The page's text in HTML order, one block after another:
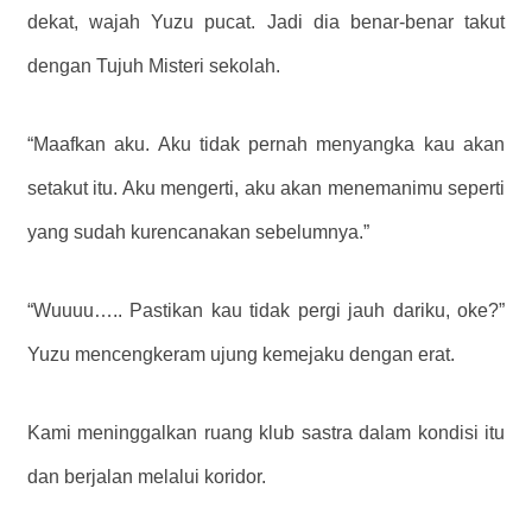
dekat, wajah Yuzu pucat. Jadi dia benar-benar takut
dengan Tujuh Misteri sekolah.
“Maafkan aku. Aku tidak pernah menyangka kau akan
setakut itu. Aku mengerti, aku akan menemanimu seperti
yang sudah kurencanakan sebelumnya.”
“Wuuuu….. Pastikan kau tidak pergi jauh dariku, oke?”
Yuzu mencengkeram ujung kemejaku dengan erat.
Kami meninggalkan ruang klub sastra dalam kondisi itu
dan berjalan melalui koridor.